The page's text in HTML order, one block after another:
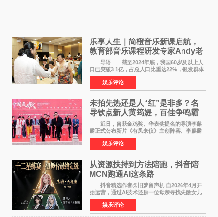
乐享人生｜简橙音乐新课启航，
教育部音乐课程研发专家Andy老
师重磅入驻领航银龄琴声
导语 截至2024年底，我国60岁及以上人
口已突破3 1亿，占总人口比重达22%，银发群体
的精神文化需求日益凸显。2024年1月，国务院办
公厅印发《关于发展银发经济增进老年人福祉的
意见》——这是
娱乐评论
未拍先热还是人“红”是非多？名
导钦点新人黄筠媞，百佳争鸣霸
气回应
近日，曾获金鸡奖、华表奖提名的导演李麒
麟正式公布新片《有凤来仪》主创阵容。李麒麟
早年凭电影《华容道》获得金鸡奖、华表奖提
名，此后长期参与国内外电影制作，其担任制片
人参与的作品亦曾
娱乐评论
从资源扶持到方法陪跑，抖音陪
MCN跑通AI这条路
抖音精选作者@旧梦留声机 自2026年4月开
始运营，通过AI技术还原一位母亲寻找失散女儿
的故事，凭借强情感表达获得大量用户关注，发
布仅21小时便获得超1亿曝光、超1000万互动。
此后，账号持续沿
娱乐评论